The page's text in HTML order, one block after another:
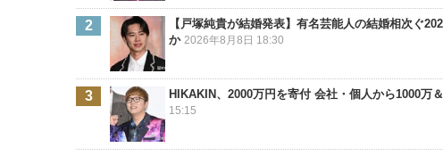
【戸塚純貴が結婚発表】有名芸能人の結婚相次ぐ
か 2026年8月8日 18:30
HIKAKIN、2000万円を寄付 会社・個人から1000万
15:15